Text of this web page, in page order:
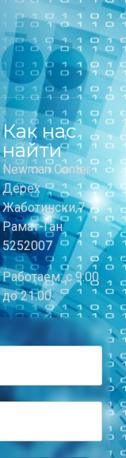
Как нас
найти
Newman Center
Дерех
Жаботински,7
Рамат-Ган
5252007
Работаем: с 9:00
до 21:00